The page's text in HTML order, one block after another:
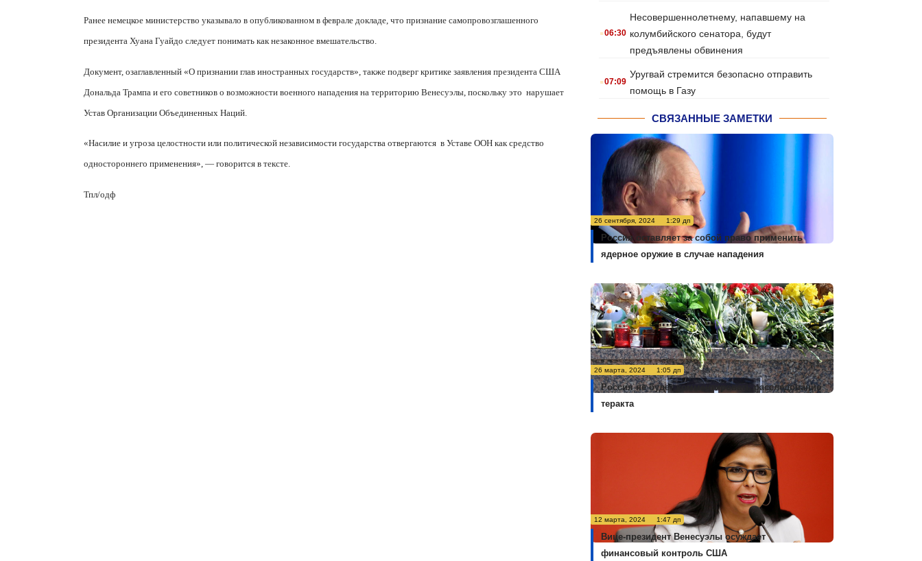
Ранее немецкое министерство указывало в опубликованном в феврале докладе, что признание самопровозглашенного
президента Хуана Гуайдо следует понимать как незаконное вмешательство.
Документ, озаглавленный «О признании глав иностранных государств», также подверг критике заявления президента США
Дональда Трампа и его советников о возможности военного нападения на территорию Венесуэлы, поскольку это нарушает
Устав Организации Объединенных Наций.
«Насилие и угроза целостности или политической независимости государства отвергаются в Уставе ООН как средство
одностороннего применения», — говорится в тексте.
Тпл/одф
.06:30
Несовершеннолетнему, напавшему на
колумбийского сенатора, будут
предъявлены обвинения
.07:09
Уругвай стремится безопасно отправить
помощь в Газу
СВЯЗАННЫЕ ЗАМЕТКИ
26 сентября, 2024 1:29 дп
Россия оставляет за собой право применить
ядерное оружие в случае нападения
26 марта, 2024 1:05 дп
Россия не будет комментировать расследование
теракта
12 марта, 2024 1:47 дп
Вице-президент Венесуэлы осуждает
финансовый контроль США